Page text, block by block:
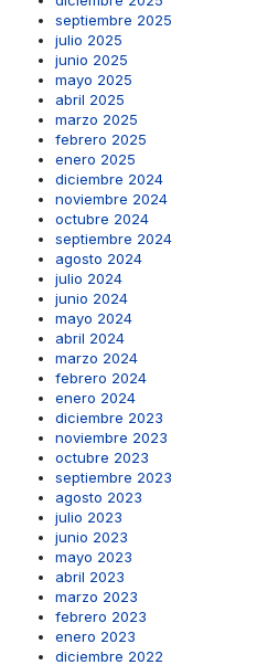
septiembre 2025
julio 2025
junio 2025
mayo 2025
abril 2025
marzo 2025
febrero 2025
enero 2025
diciembre 2024
noviembre 2024
octubre 2024
septiembre 2024
agosto 2024
julio 2024
junio 2024
mayo 2024
abril 2024
marzo 2024
febrero 2024
enero 2024
diciembre 2023
noviembre 2023
octubre 2023
septiembre 2023
agosto 2023
julio 2023
junio 2023
mayo 2023
abril 2023
marzo 2023
febrero 2023
enero 2023
diciembre 2022